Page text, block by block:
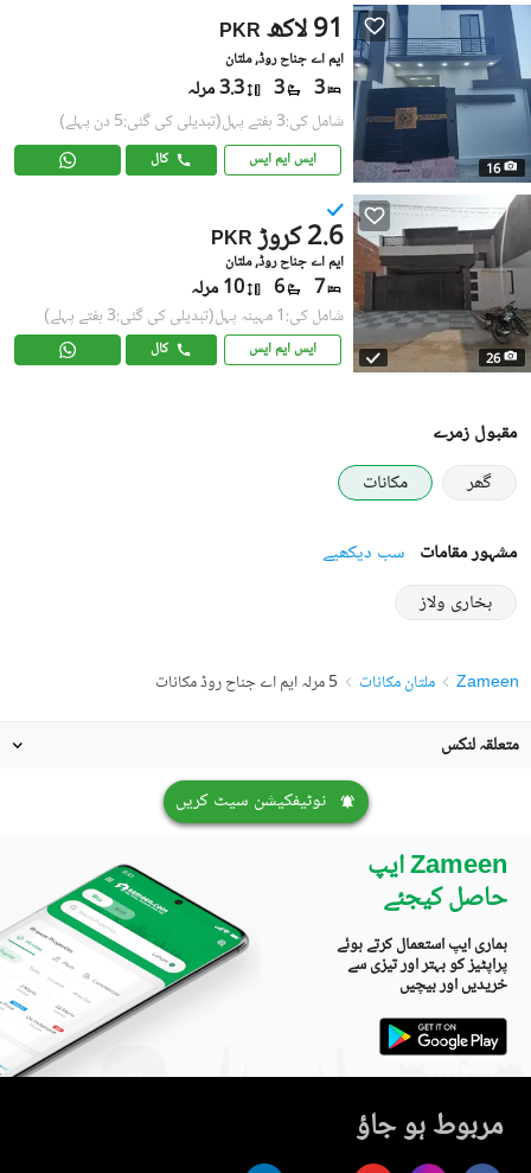
16
PKR 91 لاکھ
ایم اے جناح روڈ, ملتان
3
3 3.3 مرلہ
شامل کی:3 ہفتے پہل (تبدیلی کی گئی:5 دن پہلے)
ایس ایم ایس کال
26
PKR 2.6 کروڑ
ایم اے جناح روڈ, ملتان
7
6 10 مرلہ
شامل کی:1 مہینہ پہل (تبدیلی کی گئی:3 ہفتے پہلے)
ایس ایم ایس کال
مقبول زمرے
گھر
مکانات
مشہور مقامات سب دیکھیے
بخاری ولاز
Zameen ملتان مکانات 5 مرلہ ایم اے جناح روڈ مکانات
متعلقہ لنکس
نوٹیفکیشن سیٹ کریں
Zameen ایپ
حاصل کیجئے
ہماری ایپ استعمال کرتے ہوئے
پراپٹیز کو بہتر اور تیزی سے
خریدیں اور بیچیں
مربوط ہو جاؤ